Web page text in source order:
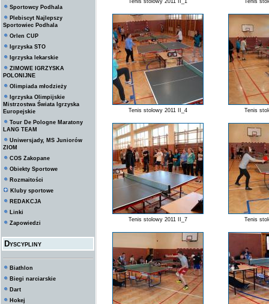
Sportowcy Podhala
Plebiscyt Najlepszy
Sportowiec Podhala
Orlen CUP
Igrzyska STO
Igrzyska lekarskie
ZIMOWE IGRZYSKA
POLONIJNE
Olimpiada młodzieży
Igrzyska Olimpijskie
Mistrzostwa Świata Igrzyska
Europejskie
Tour De Pologne Maratony
LANG TEAM
Uniwersjady, MS Juniorów
ZIOM
COS Zakopane
Obiekty Sportowe
Rozmaitości
Kluby sportowe
REDAKCJA
Linki
Zapowiedzi
Dyscypliny
Biathlon
Biegi narciarskie
Dart
Hokej
Tenis stolowy 2011 II_1 Tenis
Tenis stolowy 2011 II_4 Tenis
Tenis stolowy 2011 II_7 Tenis